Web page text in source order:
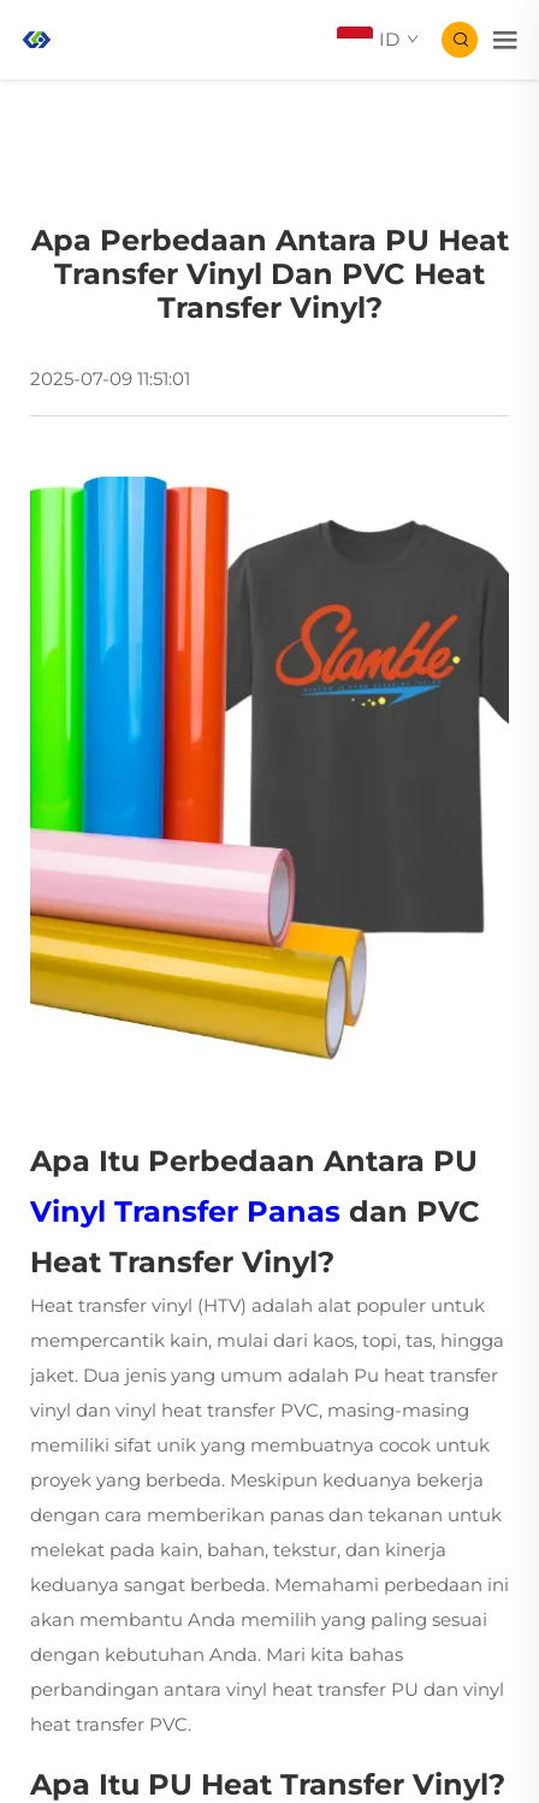
ID
Apa Perbedaan Antara PU Heat
Transfer Vinyl Dan PVC Heat
Transfer Vinyl?
2025-07-09 11:51:01
Apa Itu Perbedaan Antara PU
Vinyl Transfer Panas dan PVC
Heat Transfer Vinyl?
Heat transfer vinyl (HTV) adalah alat populer untuk
mempercantik kain, mulai dari kaos, topi, tas, hingga
jaket. Dua jenis yang umum adalah Pu heat transfer
vinyl dan vinyl heat transfer PVC, masing-masing
memiliki sifat unik yang membuatnya cocok untuk
proyek yang berbeda. Meskipun keduanya bekerja
dengan cara memberikan panas dan tekanan untuk
melekat pada kain, bahan, tekstur, dan kinerja
keduanya sangat berbeda. Memahami perbedaan ini
akan membantu Anda memilih yang paling sesuai
dengan kebutuhan Anda. Mari kita bahas
perbandingan antara vinyl heat transfer PU dan vinyl
heat transfer PVC.
Apa Itu PU Heat Transfer Vinyl?